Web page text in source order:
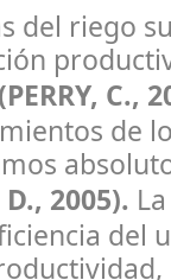
del riego
(PERRY, C.,
de
D., 2005).
del